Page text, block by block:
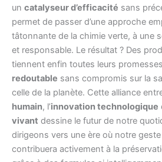
un catalyseur d’efficacité sans
permet de passer d’une approche
tâtonnante de la chimie verte, à une
et responsable. Le résultat ? Des
tiennent enfin toutes leurs
redoutable sans compromis sur la
celle de la planète. Cette alliance
humain, l’innovation technologique
vivant dessine le futur de notre
dirigeons vers une ère où notre
contribuera activement à la